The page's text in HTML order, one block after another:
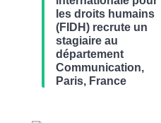
les droits humains
(FIDH) recrute un
stagiaire au
département
Communication,
Paris, France